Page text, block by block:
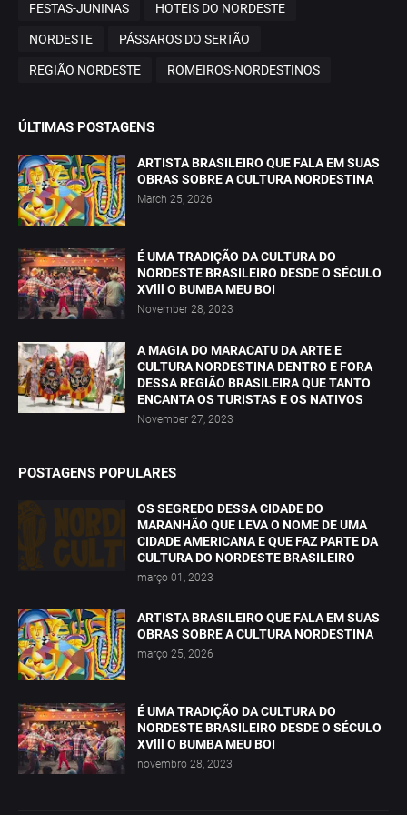
FESTAS-JUNINAS HOTEIS DO NORDESTE
NORDESTE PÁSSAROS DO SERTÃO
REGIÃO NORDESTE ROMEIROS-NORDESTINOS
ÚLTIMAS POSTAGENS
ARTISTA BRASILEIRO QUE FALA EM SUAS
OBRAS SOBRE A CULTURA NORDESTINA
March 25, 2026
É UMA TRADIÇÃO DA CULTURA DO
NORDESTE BRASILEIRO DESDE O SÉCULO
XVlll O BUMBA MEU BOI
November 28, 2023
A MAGIA DO MARACATU DA ARTE E
CULTURA NORDESTINA DENTRO E FORA
DESSA REGIÃO BRASILEIRA QUE TANTO
ENCANTA OS TURISTAS E OS NATIVOS
November 27, 2023
POSTAGENS POPULARES
OS SEGREDO DESSA CIDADE DO
MARANHÃO QUE LEVA O NOME DE UMA
CIDADE AMERICANA E QUE FAZ PARTE DA
CULTURA DO NORDESTE BRASILEIRO
março 01, 2023
ARTISTA BRASILEIRO QUE FALA EM SUAS
OBRAS SOBRE A CULTURA NORDESTINA
março 25, 2026
É UMA TRADIÇÃO DA CULTURA DO
NORDESTE BRASILEIRO DESDE O SÉCULO
XVlll O BUMBA MEU BOI
novembro 28, 2023